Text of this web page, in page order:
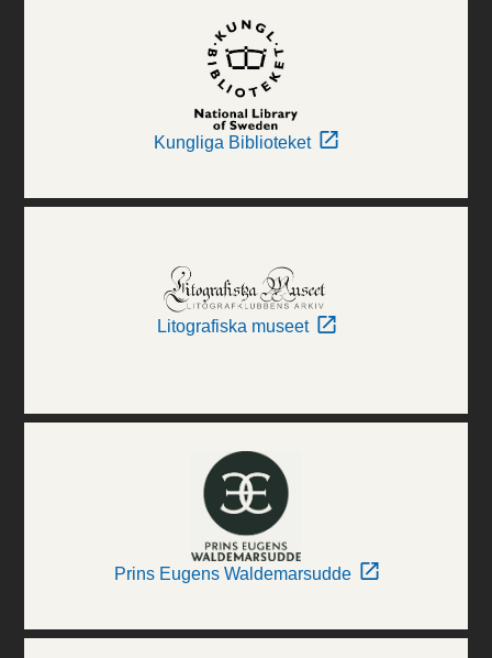
Kungliga Biblioteket
Litografiska museet
Prins Eugens Waldemarsudde